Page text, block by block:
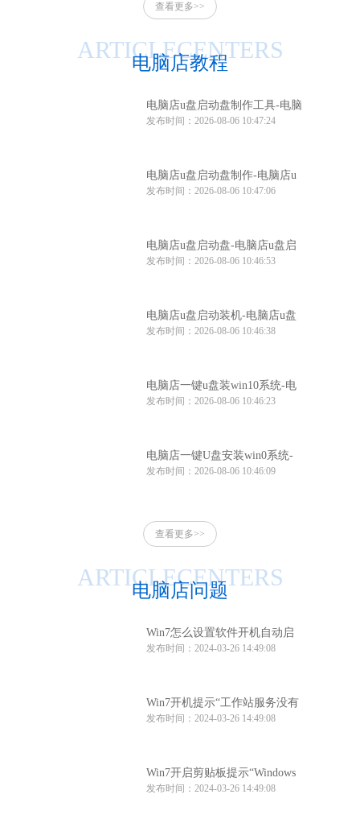
查看更多>>
电脑店教程
ARTICLECENTERS
电脑店u盘启动盘制作工具-电脑
店u盘启动装机工具
发布时间：2026-08-06 10:47:24
电脑店u盘启动盘制作-电脑店u
盘启动工具怎么用
发布时间：2026-08-06 10:47:06
电脑店u盘启动盘-电脑店u盘启
动盘制作步骤
发布时间：2026-08-06 10:46:53
电脑店u盘启动装机-电脑店u盘
启动装机工具推荐
发布时间：2026-08-06 10:46:38
电脑店一键u盘装win10系统-电
脑店win10系统一键u盘安装
发布时间：2026-08-06 10:46:23
电脑店一键U盘安装win0系统-
电脑店一键u盘安装系统win10
发布时间：2026-08-06 10:46:09
查看更多>>
电脑店问题
ARTICLECENTERS
Win7怎么设置软件开机自动启
动？Win7软件开机自动启动设
发布时间：2024-03-26 14:49:08
Win7开机提示“工作站服务没有
启动”怎么办？
发布时间：2024-03-26 14:49:08
Win7开启剪贴板提示“Windows
找不到clipbrd.exe文件”怎么办
发布时间：2024-03-26 14:49:08